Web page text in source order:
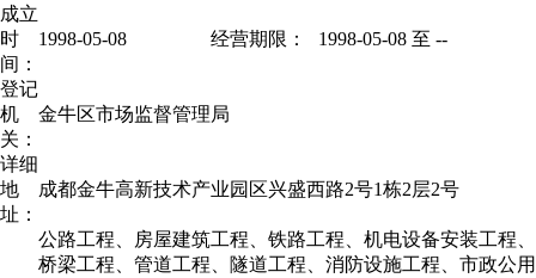
成立
时
间：
1998-05-08 经营期限： 1998-05-08 至 --
登记
机
关：
金牛区市场监督管理局
详细
地
址：
成都金牛高新技术产业园区兴盛西路2号1栋2层2号
公路工程、房屋建筑工程、铁路工程、机电设备安装工程、
桥梁工程、管道工程、隧道工程、消防设施工程、市政公用